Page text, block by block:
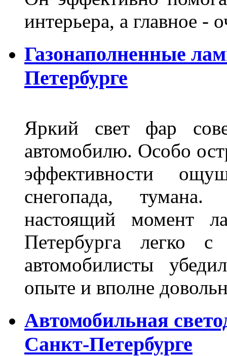
интерьера, а главное
Газонаполненные
Петербурге
Яркий свет фар
автомобилю. Особо
эффективности
снегопада,
настоящий момент
Петербурга легко
автомобилисты
опыте и вполне
Автомобильная
Санкт-Петербурге